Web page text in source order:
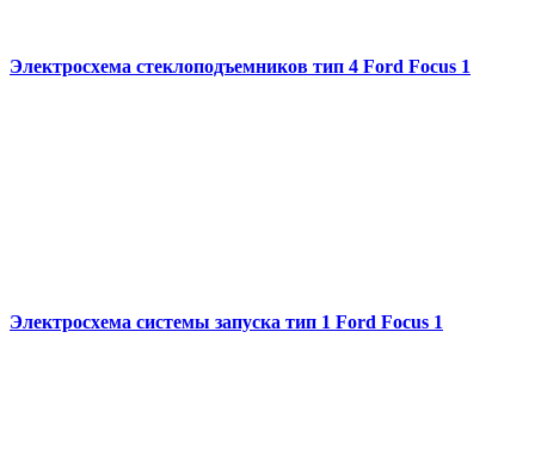
Электросхема стеклоподъемников тип 4 Ford Focus 1
Электросхема системы запуска тип 1 Ford Focus 1